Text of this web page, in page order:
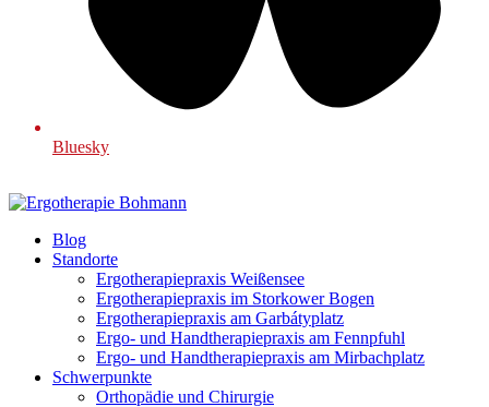
Bluesky
Blog
Standorte
Ergotherapiepraxis Weißensee
Ergotherapiepraxis im Storkower Bogen
Ergotherapiepraxis am Garbátyplatz
Ergo- und Handtherapiepraxis am Fennpfuhl
Ergo- und Handtherapiepraxis am Mirbachplatz
Schwerpunkte
Orthopädie und Chirurgie